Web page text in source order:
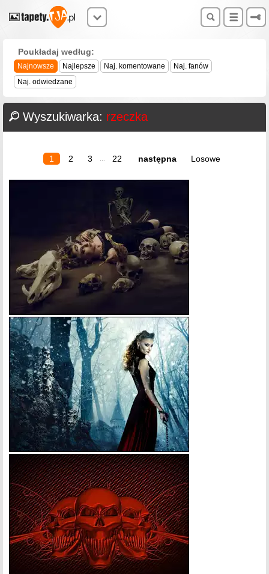
Poukładaj według:
Najnowsze Najlepsze Naj. komentowane
Naj. fanów
Naj. odwiedzane
Wyszukiwarka: rzeczka
1 2 3 22 następna Losowe